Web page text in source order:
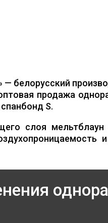
белорусский
продажа
S.
слоя